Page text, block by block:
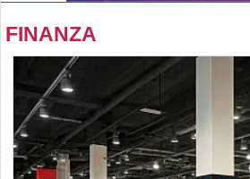
FINANZA